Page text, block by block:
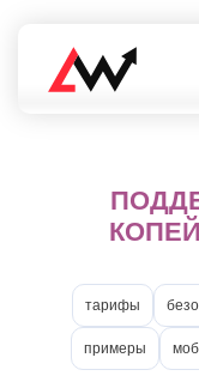
город
Альметьевск
Арзамас
Армавир
Архангельск
Астрахань
Нижневартовск
Нижнекамск
Нижний
Нижний
Тагил
Новокуйбышевск
Новомосковск
тарифы
примеры